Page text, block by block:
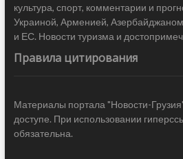
культура, спорт, комментарии и
Украиной, Арменией,
и ЕС. Новости туризма и
Правила цитирования
Материалы портала "Новости-
доступе. При использовании
обязательна.